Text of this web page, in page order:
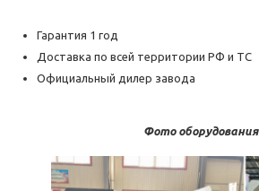
Гарантия 1 год
Доставка по всей территории РФ и ТС
Официальный дилер завода
Фото оборудования